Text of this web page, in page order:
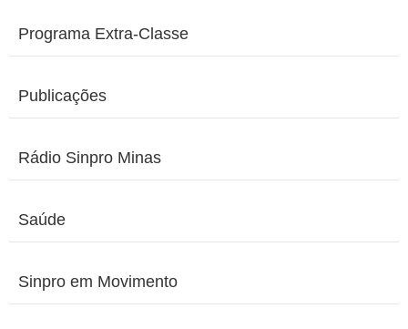
Programa Extra-Classe
Publicações
Rádio Sinpro Minas
Saúde
Sinpro em Movimento